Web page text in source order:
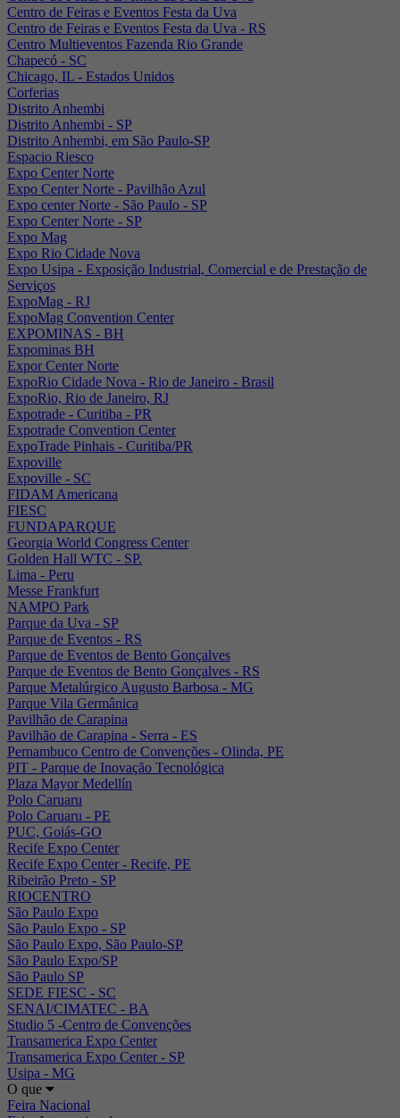
Centro de Feiras e Eventos Festa da Uva
Centro de Feiras e Eventos Festa da Uva - RS
Centro Multieventos Fazenda Rio Grande
Chapecó - SC
Chicago, IL - Estados Unidos
Corferias
Distrito Anhembi
Distrito Anhembi - SP
Distrito Anhembi, em São Paulo-SP
Espacio Riesco
Expo Center Norte
Expo Center Norte - Pavilhão Azul
Expo center Norte - São Paulo - SP
Expo Center Norte - SP
Expo Mag
Expo Rio Cidade Nova
Expo Usipa - Exposição Industrial, Comercial e de Prestação de
Serviços
ExpoMag - RJ
ExpoMag Convention Center
EXPOMINAS - BH
Expominas BH
Expor Center Norte
ExpoRio Cidade Nova - Rio de Janeiro - Brasil
ExpoRio, Rio de Janeiro, RJ
Expotrade - Curitiba - PR
Expotrade Convention Center
ExpoTrade Pinhais - Curitiba/PR
Expoville
Expoville - SC
FIDAM Americana
FIESC
FUNDAPARQUE
Georgia World Congress Center
Golden Hall WTC - SP.
Lima - Peru
Messe Frankfurt
NAMPO Park
Parque da Uva - SP
Parque de Eventos - RS
Parque de Eventos de Bento Gonçalves
Parque de Eventos de Bento Gonçalves - RS
Parque Metalúrgico Augusto Barbosa - MG
Parque Vila Germânica
Pavilhão de Carapina
Pavilhão de Carapina - Serra - ES
Pernambuco Centro de Convenções - Olinda, PE
PIT - Parque de Inovação Tecnológica
Plaza Mayor Medellín
Polo Caruaru
Polo Caruaru - PE
PUC, Goiás-GO
Recife Expo Center
Recife Expo Center - Recife, PE
Ribeirão Preto - SP
RIOCENTRO
São Paulo Expo
São Paulo Expo - SP
São Paulo Expo, São Paulo-SP
São Paulo Expo/SP
São Paulo SP
SEDE FIESC - SC
SENAI/CIMATEC - BA
Studio 5 -Centro de Convenções
Transamerica Expo Center
Transamerica Expo Center - SP
Usipa - MG
O que
Feira Nacional